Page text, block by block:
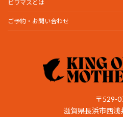
ビワマスとは
ご予約・お問い合わせ
〒529-
滋賀県長浜市西浅